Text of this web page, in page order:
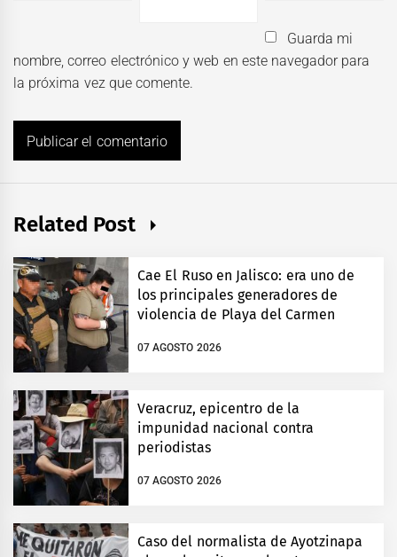
Guarda mi
nombre, correo electrónico y web en este navegador para
la próxima vez que comente.
Related Post
Cae El Ruso en Jalisco: era uno de
los principales generadores de
violencia de Playa del Carmen
07 AGOSTO 2026
Veracruz, epicentro de la
impunidad nacional contra
periodistas
07 AGOSTO 2026
Caso del normalista de Ayotzinapa